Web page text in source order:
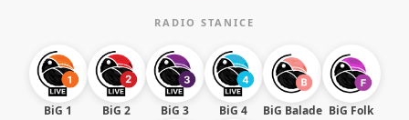
RADIO STANICE
BiG 1 BiG 2 BiG 3 BiG 4 BiG Balade BiG Folk